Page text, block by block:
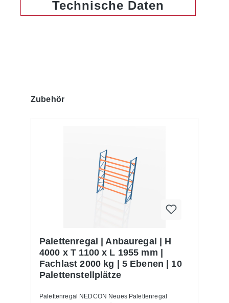
Technische Daten
Produktgalerie überspringen
Zubehör
Palettenregal | Anbauregal | H
4000 x T 1100 x L 1955 mm |
Fachlast 2000 kg | 5 Ebenen | 10
Palettenstellplätze
Palettenregal NEDCON Neues Palettenregal